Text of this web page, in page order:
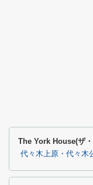
The York House(ザ
代々木上原・代々木